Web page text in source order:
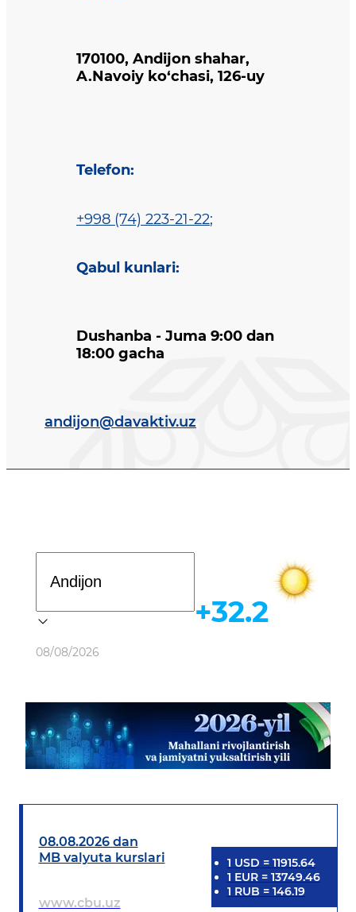
170100, Andijon shahar,
A.Navoiy ko‘chasi, 126-uy
Telefon:
+998 (74) 223-21-22;
Qabul kunlari:
Dushanba - Juma 9:00 dan
18:00 gacha
andijon@davaktiv.uz
Ob-havo
08/08/2026
+32.2
08.08.2026 dan
MB valyuta kurslari
www.cbu.uz
1 USD = 11915.64
1 EUR= 13749.46
1 RUB = 146.19